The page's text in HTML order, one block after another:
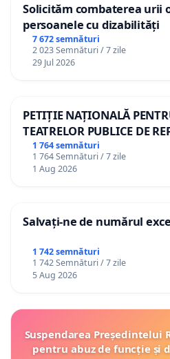
Solicităm combaterea urii
persoanele cu dizabilități
7 672 semnături
2 023 Semnături / 7 zile
29 Jul 2026
PETIȚIE NAȚIONALĂ
TEATRELOR PUBLICE DE
ROMÂNIA
1 764 semnături
1 764 Semnături / 7 zile
1 Aug 2026
Salvați-ne de numărul
1 742 semnături
1 742 Semnături / 7 zile
5 Aug 2026
Suspendarea Președintelui
pentru abuz de funcție și